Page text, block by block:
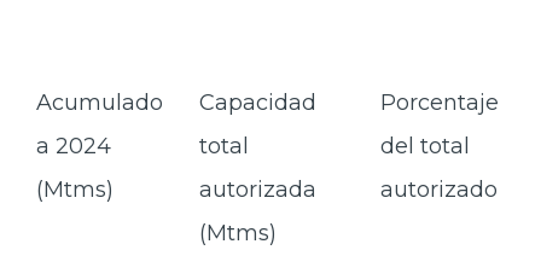
Acumulado
a 2024
(Mtms)
Capacidad
total
autorizada
(Mtms)
Porcentaje
del total
autorizado